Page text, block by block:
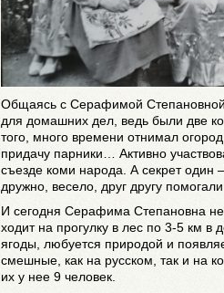
Общаясь с Серафимой
для домашних дел, ведь были две
того, много времени отнимал
придачу парники… Активно
съезде коми народа. А секрет один
дружно, весело, друг другу помогали.
И сегодня Серафима Степановна
ходит на прогулку в лес по 3-5 км в
ягоды, любуется природой и
смешные, как на русском, так и на
их у нее 9 человек.